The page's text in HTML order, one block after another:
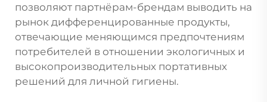
позволяют партнёрам-брендам выводить на
рынок дифференцированные продукты,
отвечающие меняющимся предпочтениям
потребителей в отношении экологичных и
высокопроизводительных портативных
решений для личной гигиены.